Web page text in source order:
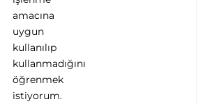
amacına
uygun
kullanılıp
kullanmadığını
öğrenmek
istiyorum.